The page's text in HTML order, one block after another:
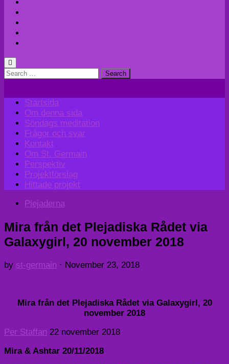
Search
Startsida
Om denna sida
Söndags meditation
Frågor och svar
Kontakt
Om St. Germain
Perspektiv
Projektförslag
Hittade projekt
Plejaderna
Mira från det Plejadiska Rådet via
Galaxygirl, 20 november 2018
by st-germain · November 23, 2018
Mira från det Plejadiska Rådet via Galaxygirl, 20
november 2018
Per Staffan 22 november 2018
Mira & Ashtar 20/11/2018